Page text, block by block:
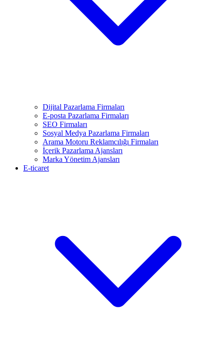
Dijital Pazarlama Firmaları
E-posta Pazarlama Firmaları
SEO Firmaları
Sosyal Medya Pazarlama Firmaları
Arama Motoru Reklamcılığı Firmaları
İçerik Pazarlama Ajansları
Marka Yönetim Ajansları
E-ticaret